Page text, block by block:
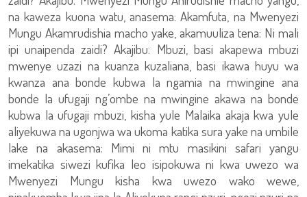
na kaweza kuona watu, anasema: Akamfuta, na Mwenyezi
Mungu Akamrudishia macho yake, akamuuliza tena: Ni mali
ipi unaipenda zaidi? Akajibu: Mbuzi, basi akapewa mbuzi
mwenye uzazi na kuanza kuzaliana, basi ikawa huyu wa
kwanza ana bonde kubwa la ngamia na mwingine ana
bonde la ufugaji ng’ombe na mwingine akawa na bonde
kubwa la ufugaji mbuzi, kisha yule Malaika akaja kwa yule
aliyekuwa na ugonjwa wa ukoma katika sura yake na umbile
lake na akasema: Mimi ni mtu masikini safari yangu
imekatika siwezi kufika leo isipokuwa ni kwa uwezo wa
Mwenyezi Mungu kisha kwa uwezo wako wewe,